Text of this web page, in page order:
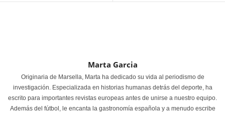
Marta Garcia
Originaria de Marsella, Marta ha dedicado su vida al periodismo de
investigación. Especializada en historias humanas detrás del deporte, ha
escrito para importantes revistas europeas antes de unirse a nuestro equipo.
Además del fútbol, le encanta la gastronomía española y a menudo escribe